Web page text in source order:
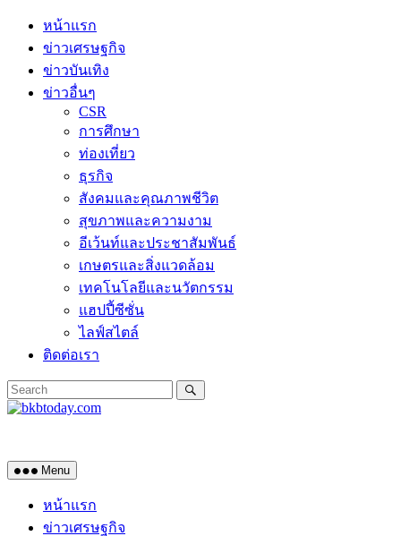
Skip
content
หน้าแรก
ข่าวเศรษฐกิจ
ข่าวบันเทิง
ข่าวอื่นๆ
CSR
การศึกษา
ท่องเที่ยว
ธุรกิจ
สังคมและคุณภาพชีวิต
สุขภาพและความงาม
อีเว้นท์และประชาสัมพันธ์
เกษตรและสิ่งแวดล้อม
เทคโนโลยีและนวัตกรรม
แฮปปี้ซีซั่น
ไลฟ์สไตล์
ติดต่อเรา
Menu
หน้าแรก
ข่าวเศรษฐกิจ